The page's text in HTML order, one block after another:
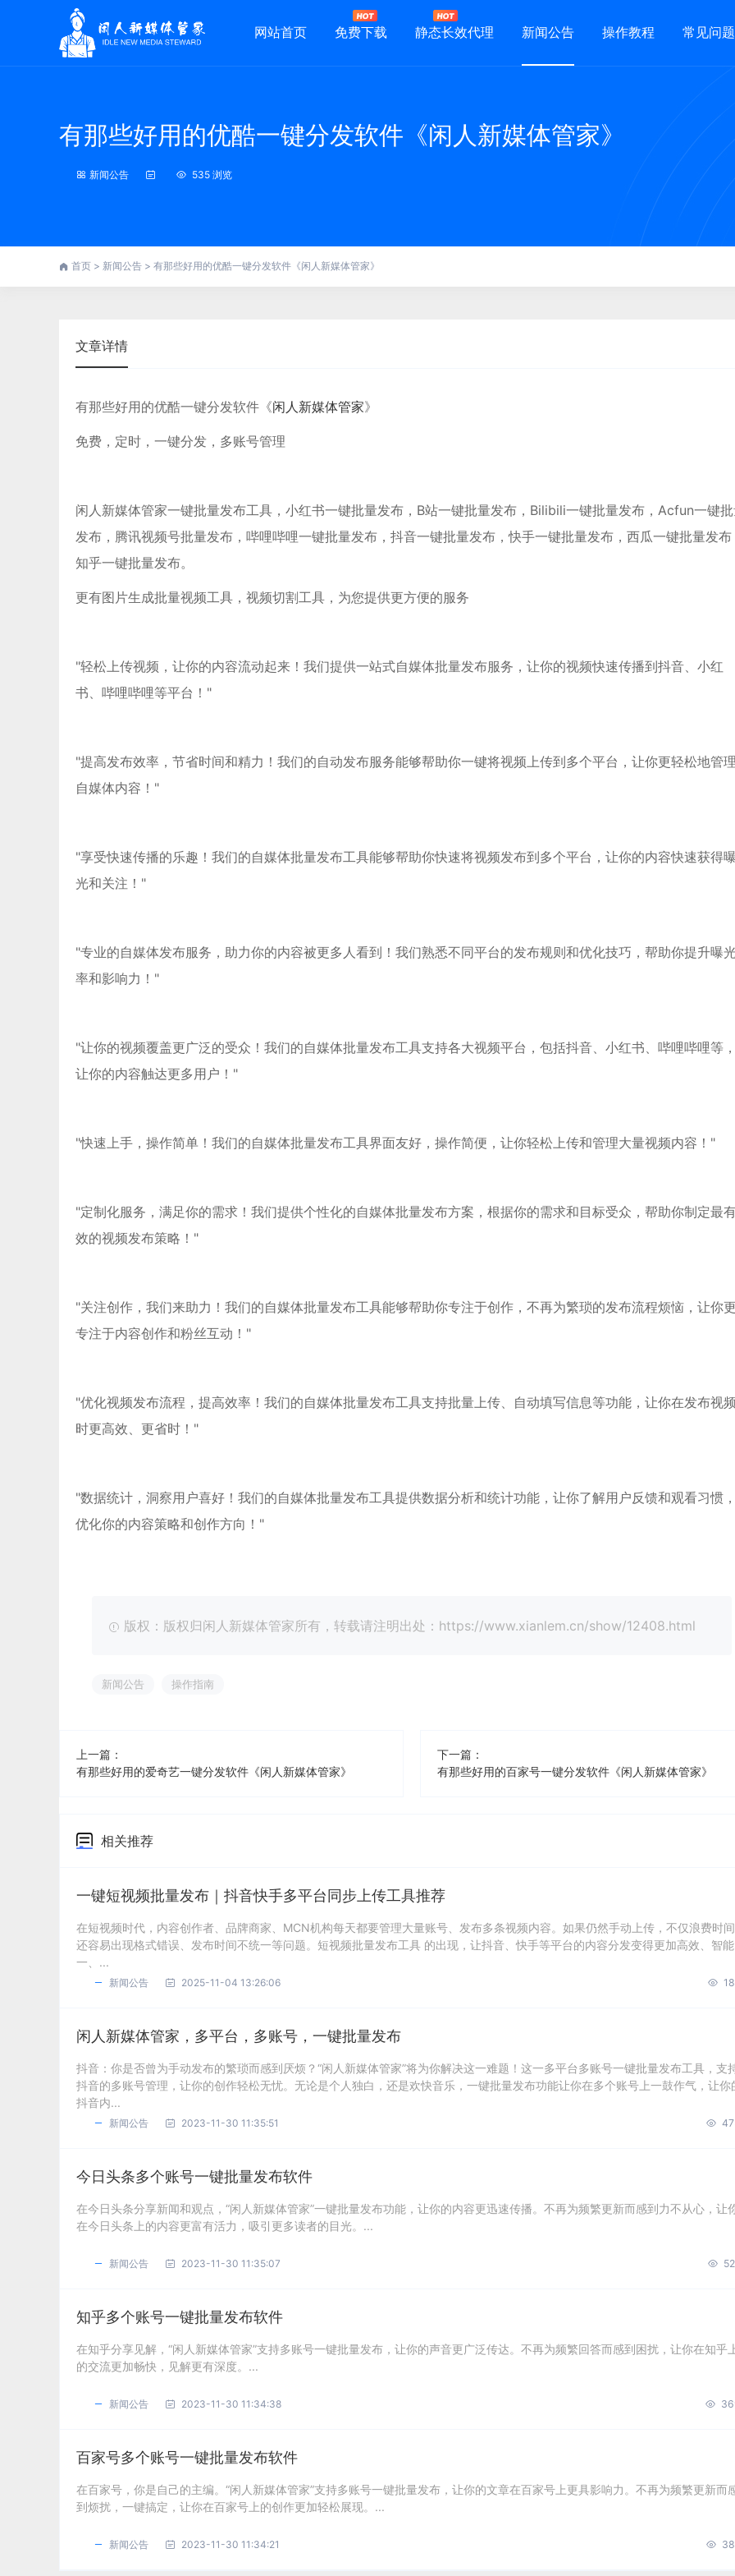
网站首页 免费下载 静态长效代理 新闻公告 操作教程 常见问题
有那些好用的优酷一键分发软件《闲人新媒体管家》
新闻公告 535 浏览
首页 > 新闻公告 > 有那些好用的优酷一键分发软件《闲人新媒体管家》
文章详情
有那些好用的优酷一键分发软件《闲人新媒体管家》
免费，定时，一键分发，多账号管理
闲人新媒体管家一键批量发布工具，小红书一键批量发布，B站一键批量发布，Bilibili一键批量发布，Acfun一键
发布，腾讯视频号批量发布，哔哩哔哩一键批量发布，抖音一键批量发布，快手一键批量发布，西瓜一键批量发布
知乎一键批量发布。
更有图片生成批量视频工具，视频切割工具，为您提供更方便的服务
"轻松上传视频，让你的内容流动起来！我们提供一站式自媒体批量发布服务，让你的视频快速传播到抖音、小红
书、哔哩哔哩等平台！"
"提高发布效率，节省时间和精力！我们的自动发布服务能够帮助你一键将视频上传到多个平台，让你更轻松地管
自媒体内容！"
"享受快速传播的乐趣！我们的自媒体批量发布工具能够帮助你快速将视频发布到多个平台，让你的内容快速获得
光和关注！"
"专业的自媒体发布服务，助力你的内容被更多人看到！我们熟悉不同平台的发布规则和优化技巧，帮助你提升曝
率和影响力！"
"让你的视频覆盖更广泛的受众！我们的自媒体批量发布工具支持各大视频平台，包括抖音、小红书、哔哩哔哩等
让你的内容触达更多用户！"
"快速上手，操作简单！我们的自媒体批量发布工具界面友好，操作简便，让你轻松上传和管理大量视频内容！"
"定制化服务，满足你的需求！我们提供个性化的自媒体批量发布方案，根据你的需求和目标受众，帮助你制定最
效的视频发布策略！"
"关注创作，我们来助力！我们的自媒体批量发布工具能够帮助你专注于创作，不再为繁琐的发布流程烦恼，让你
专注于内容创作和粉丝互动！"
"优化视频发布流程，提高效率！我们的自媒体批量发布工具支持批量上传、自动填写信息等功能，让你在发布视
时更高效、更省时！"
"数据统计，洞察用户喜好！我们的自媒体批量发布工具提供数据分析和统计功能，让你了解用户反馈和观看习惯
优化你的内容策略和创作方向！"
版权：版权归闲人新媒体管家所有，转载请注明出处：https://www.xianlem.cn/show/12408.html
新闻公告 操作指南
上一篇：
有那些好用的爱奇艺一键分发软件《闲人新媒体管家》
下一篇：
有那些好用的百家号一键分发软件《闲人新媒体管家》
相关推荐
一键短视频批量发布｜抖音快手多平台同步上传工具推荐
在短视频时代，内容创作者、品牌商家、MCN机构每天都要管理大量账号、发布多条视频内容。如果仍然手动上传，不仅浪费时
还容易出现格式错误、发布时间不统一等问题。短视频批量发布工具 的出现，让抖音、快手等平台的内容分发变得更加高效、智
一、...
新闻公告 2025-11-04 13:26:06
闲人新媒体管家，多平台，多账号，一键批量发布
抖音：你是否曾为手动发布的繁琐而感到厌烦？“闲人新媒体管家”将为你解决这一难题！这一多平台多账号一键批量发布工具，支
抖音的多账号管理，让你的创作轻松无忧。无论是个人独白，还是欢快音乐，一键批量发布功能让你在多个账号上一鼓作气，让你
抖音内...
新闻公告 2023-11-30 11:35:51
今日头条多个账号一键批量发布软件
在今日头条分享新闻和观点，“闲人新媒体管家”一键批量发布功能，让你的内容更迅速传播。不再为频繁更新而感到力不从心，让
在今日头条上的内容更富有活力，吸引更多读者的目光。...
新闻公告 2023-11-30 11:35:07
知乎多个账号一键批量发布软件
在知乎分享见解，“闲人新媒体管家”支持多账号一键批量发布，让你的声音更广泛传达。不再为频繁回答而感到困扰，让你在知乎
的交流更加畅快，见解更有深度。...
新闻公告 2023-11-30 11:34:38
百家号多个账号一键批量发布软件
在百家号，你是自己的主编。“闲人新媒体管家”支持多账号一键批量发布，让你的文章在百家号上更具影响力。不再为频繁更新而
到烦扰，一键搞定，让你在百家号上的创作更加轻松展现。...
新闻公告 2023-11-30 11:34:21